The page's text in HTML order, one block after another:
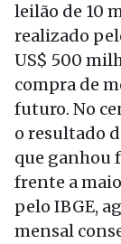
leilão de 10
realizado
US$ 500
compra de
futuro. No
o resultado
que ganhou
frente a
pelo IBGE,
mensal